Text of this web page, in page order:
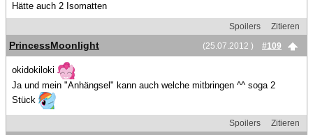
Hätte auch 2 Isomatten
Spoilers
Zitieren
(25.07.2012 )
#109
PrincessMoonlight
okidokiloki
Ja und mein "Anhängsel" kann auch welche mitbringen ^^ soga 2
Stück
Spoilers Zitieren